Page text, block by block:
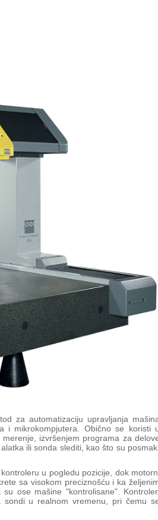
za automatizaciju upravljanja
i mikrokompjutera. Obično se koristi
izvršenjem programa za
ili sonda slediti, kao što su posmak,
u pogledu pozicije, dok
sa visokom preciznošću i ka
ose mašine "kontrolisane".
sondi u realnom vremenu, pri čemu